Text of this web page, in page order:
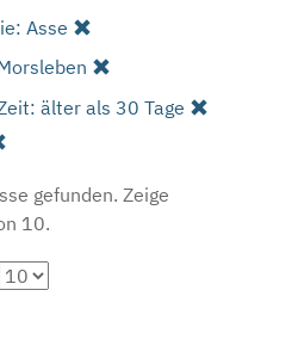
Asse
älter als 30 Tage
gefunden. Zeige
10.